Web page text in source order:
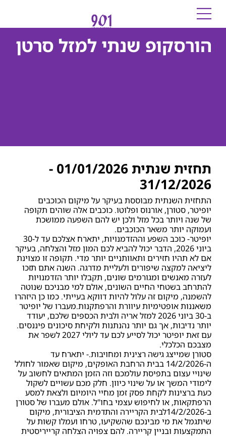
הורסקופ שנתי למזל סרטן
תחזית שנתית 01/01/2026 -
31/12/2026
התחזית השנתית מבוססת בעיקר על מיקום הכוכבים
יופיטר, סטורן, אורנוס ופלוטו. כוכבים אלה שוהים תקופה
של שנה ויותר בכל מזל ולכן יש להם השפעה ממושכת
ועמוקה יותר משאר הכוכבים.
יופיטר- כוכב השפע וההזדמנויות, יתארח אצלכם עד ל-30
ביוני 2026, הדבר יכול להביא לכם המון מזל והצלחה, בעיקר
אם לא תהיו חזירים ותאוותניים יותר מדי. תקופה זו מצוינת
ליציאה למקצה שיפורים ולעליית מדרגה. השנה אתם תזכו
לעזרה מאנשים ומגורמים שונים, תקבלו יותר הזדמנויות
להתרחב בשטחי החיים השונים, אולם למי מבניכם שנוטה
להשמנה, מיקום זה עלול להיות דווקא בעייתי. כמו כן היזהרו
משאננות אופטימיות עיוורת והרפתקנות.מעברו של יופיטר
ב-30 ביוני 2026 למזל אריה ולבית הכספים שלכם, יעודד
יותר נדיבות, אך גם יותר נהנתנות ולקיחת סיכונים פיננסים.
עם זאת יופיטר יכול לסייע לכם עד ליולי 2027 לשפר את
מצבכם הכלכלי.
סטורן שמייצג גישה רצינית ומחויבות.- יתארח עד
ה-14/2/2026 בבית הרחבת האופקים, מיקום שאמור לחולל
שינויי עצום בתפיסת עולמכם וזה הזמן המתאים לחשוב על
לימודי המשך או על שינוי כיוון. חלק מכם עשויים לשקול
כעת ברצינות לקחת פסק זמן מחיי היומיום ולצאת למסע
הרפתקאות, או לחיפוש עצמי בחו"ל. אולם מעברו של סטורן
ב-14/2/2026לבית הקריירה והתדמית הציבורית, מיקום
שיתגמל את מי מבינכם שהשקיעו, טרחו ועמלו קשות על
התמקצעות ובניין קריירה. להם צפויה הצלחה קרייריסטית